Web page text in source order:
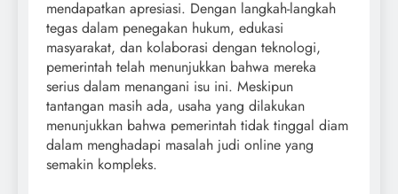
mendapatkan apresiasi. Dengan langkah-langkah
tegas dalam penegakan hukum, edukasi
masyarakat, dan kolaborasi dengan teknologi,
pemerintah telah menunjukkan bahwa mereka
serius dalam menangani isu ini. Meskipun
tantangan masih ada, usaha yang dilakukan
menunjukkan bahwa pemerintah tidak tinggal diam
dalam menghadapi masalah judi online yang
semakin kompleks.